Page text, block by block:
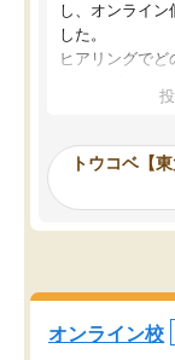
し、オンライン
した。
ヒアリングでど
か、オプショ
事が出来ました
ーティングを行
見てから講師を
す。
うちの子は、
オンラインツー
共有があり宿題
トウコベ【
オンライン校